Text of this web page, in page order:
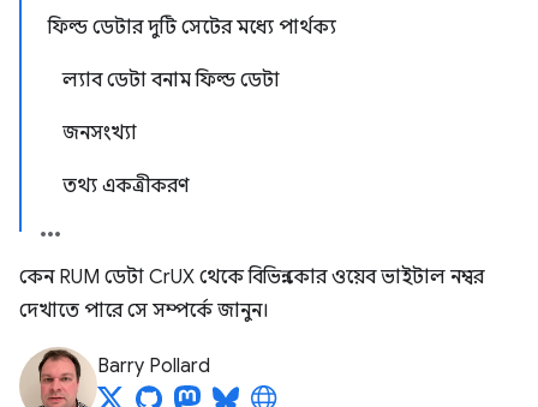
ফিল্ড ডেটার দুটি সেটের মধ্যে পার্থক্য
ল্যাব ডেটা বনাম ফিল্ড ডেটা
জনসংখ্যা
তথ্য একত্রীকরণ
কেন RUM ডেটা CrUX থেকে বিভিন্ন কোর ওয়েব ভাইটাল নম্বর
দেখাতে পারে সে সম্পর্কে জানুন।
Barry Pollard